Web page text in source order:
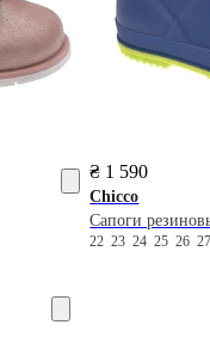
₴ 1 590
Chicco
Сапоги
2223242526